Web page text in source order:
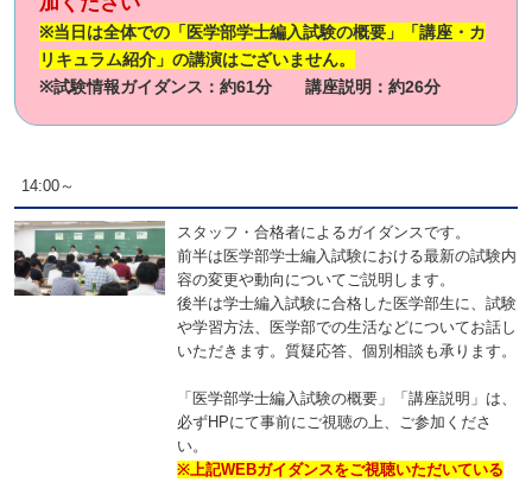
※当日は全体での「医学部学士編入試験の概要」「講座・カ
リキュラム紹介」の講演はございません。
※試験情報ガイダンス：約61分 講座説明：約26分
14:00～
スタッフ・合格者によるガイダンスです。
前半は医学部学士編入試験における最新の試験内
容の変更や動向についてご説明します。
後半は学士編入試験に合格した医学部生に、試験
や学習方法、医学部での生活などについてお話し
いただきます。質疑応答、個別相談も承ります。
「医学部学士編入試験の概要」「講座説明」は、
必ずHPにて事前にご視聴の上、ご参加くださ
い。
※上記WEBガイダンスをご視聴いただいている